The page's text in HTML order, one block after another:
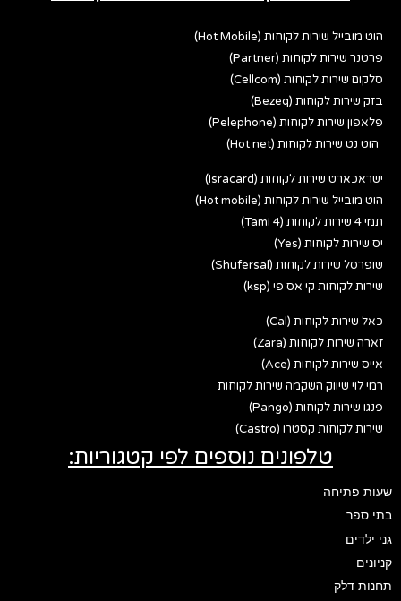
הוט מובייל שירות לקוחות (Hot Mobile)
פרטנר שירות לקוחות (Partner)
סלקום שירות לקוחות (Cellcom)
בזק שירות לקוחות (Bezeq)
פלאפון שירות לקוחות (Pelephone)
הוט נט שירות לקוחות (Hot net)
ישראכארט שירות לקוחות (Isracard)
הוט מובייל שירות לקוחות (Hot mobile)
תמי 4 שירות לקוחות (Tami 4)
יס שירות לקוחות (Yes)
שופרסל שירות לקוחות (Shufersal)
שירות לקוחות קי אס פי (ksp)
כאל שירות לקוחות (Cal)
זארה שירות לקוחות (Zara)
אייס שירות לקוחות (Ace)
רמי לוי שיווק השקמה שירות לקוחות
פנגו שירות לקוחות (Pango)
שירות לקוחות קסטרו (Castro)
טלפונים נוספים לפי קטגוריות:
שעות פתיחה
בתי ספר
גני ילדים
קניונים
תחנות דלק